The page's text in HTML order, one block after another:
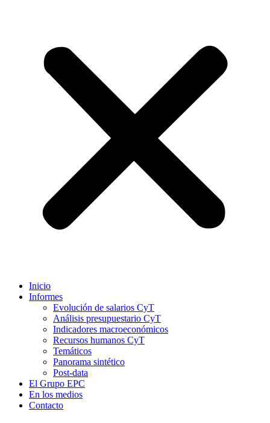
Inicio
Informes
Evolución de salarios CyT
Análisis presupuestario CyT
Indicadores macroeconómicos
Recursos humanos CyT
Temáticos
Panorama sintético
Post-data
El Grupo EPC
En los medios
Contacto